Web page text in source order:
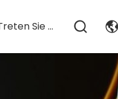
Treten Sie Mit Uns In Verbindung